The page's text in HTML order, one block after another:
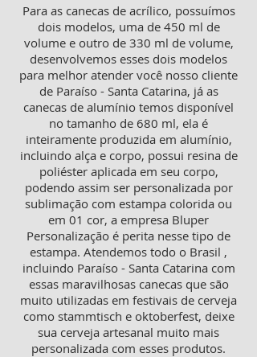
Para as canecas de acrílico, possuímos
dois modelos, uma de 450 ml de
volume e outro de 330 ml de volume,
desenvolvemos esses dois modelos
para melhor atender você nosso cliente
de Paraíso - Santa Catarina, já as
canecas de alumínio temos disponível
no tamanho de 680 ml, ela é
inteiramente produzida em alumínio,
incluindo alça e corpo, possui resina de
poliéster aplicada em seu corpo,
podendo assim ser personalizada por
sublimação com estampa colorida ou
em 01 cor, a empresa Bluper
Personalização é perita nesse tipo de
estampa. Atendemos todo o Brasil ,
incluindo Paraíso - Santa Catarina com
essas maravilhosas canecas que são
muito utilizadas em festivais de cerveja
como stammtisch e oktoberfest, deixe
sua cerveja artesanal muito mais
personalizada com esses produtos.